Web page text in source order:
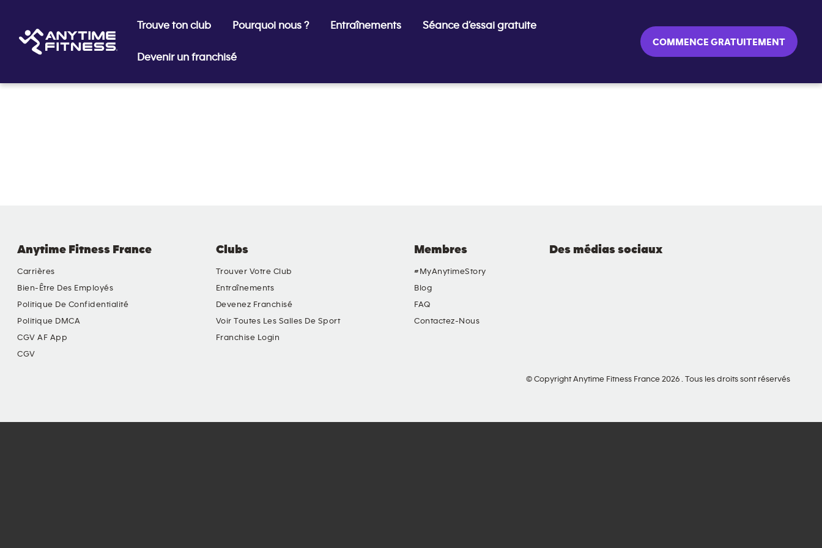
Trouve ton club Pourquoi nous ? Entraînements Séance d’essai gratuite
Devenir un franchisé
COMMENCE GRATUITEMENT
Anytime Fitness France
Carrières
Bien-Être Des Employés
Politique De Confidentialité
Politique DMCA
CGV AF App
CGV
Clubs
Trouver Votre Club
Entraînements
Devenez Franchisé
Voir Toutes Les Salles De Sport
Franchise Login
Membres
#MyAnytimeStory
Blog
FAQ
Contactez-Nous
Des médias sociaux
© Copyright Anytime Fitness France 2026 . Tous les droits sont réservés